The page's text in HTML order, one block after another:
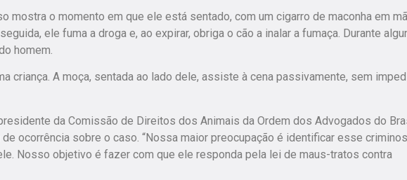
mostra o momento em que ele está sentado, com um cigarro de maconha em
ele fuma a droga e, ao expirar, obriga o cão a inalar a fumaça. Durante
homem.
criança. A moça, sentada ao lado dele, assiste à cena passivamente, sem
da Comissão de Direitos dos Animais da Ordem dos Advogados do
ocorrência sobre o caso. “Nossa maior preocupação é identificar esse
Nosso objetivo é fazer com que ele responda pela lei de maus-tratos contra